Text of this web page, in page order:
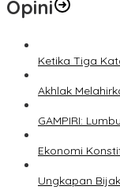
Opini
Ketika Tiga
Akhlak
GAMPIRI:
Ekonomi
Ungkapan